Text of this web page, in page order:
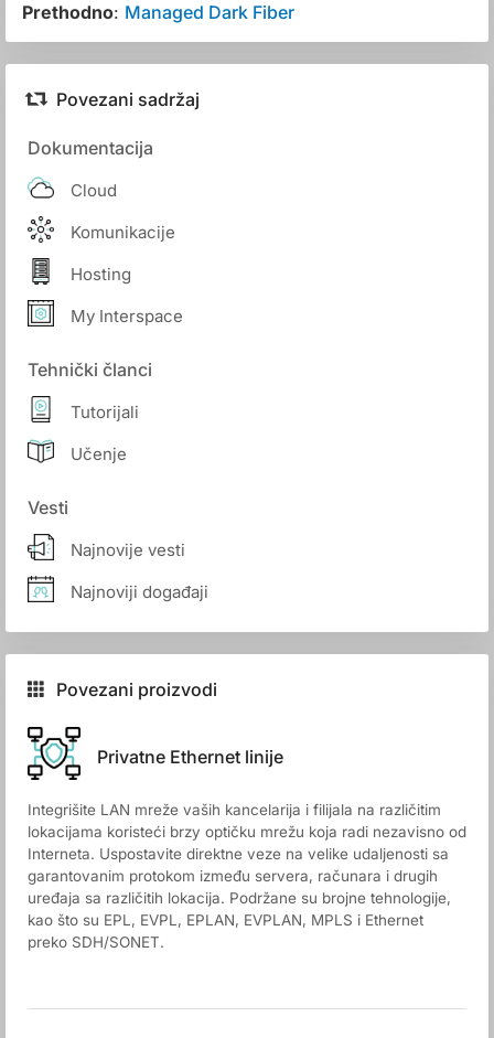
Prethodno: Managed Dark Fiber
Povezani sadržaj
Dokumentacija
Cloud
Komunikacije
Hosting
My Interspace
Tehnički članci
Tutorijali
Učenje
Vesti
Najnovije vesti
Najnoviji događaji
Povezani proizvodi
Privatne Ethernet linije
Integrišite LAN mreže vaših kancelarija i filijala na različitim
lokacijama koristeći brzу optičku mrežu koja radi nezavisno od
Interneta. Uspostavite direktne veze na velike udaljenosti sa
garantovanim protokom između servera, računara i drugih
uređaja sa različitih lokacija. Podržane su brojne tehnologije,
kao što su EPL, EVPL, EPLAN, EVPLAN, MPLS i Ethernet
preko SDH/SONET.